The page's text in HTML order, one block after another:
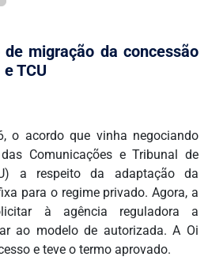
migração da concessão
TCU
o acordo que vinha negociando
Comunicações e Tribunal de
a respeito da adaptação da
para o regime privado. Agora, a
à agência reguladora a
ao modelo de autorizada. A Oi
e teve o termo aprovado.